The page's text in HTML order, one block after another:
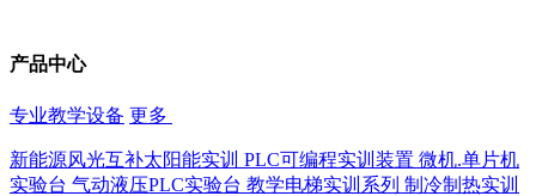
产品中心
专业教学设备 更多
新能源风光互补太阳能实训 PLC可编程实训装置 微机.单片机
实验台 气动液压PLC实验台 教学电梯实训系列 制冷制热实训